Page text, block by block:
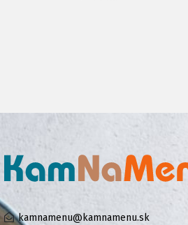
kamnamenu@kamnamenu.sk